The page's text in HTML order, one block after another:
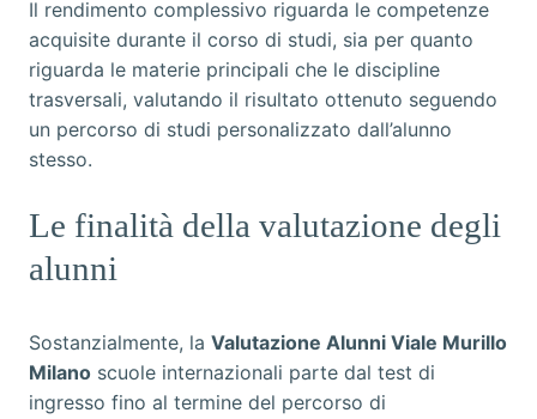
Il rendimento complessivo riguarda le competenze
acquisite durante il corso di studi, sia per quanto
riguarda le materie principali che le discipline
trasversali, valutando il risultato ottenuto seguendo
un percorso di studi personalizzato dall’alunno
stesso.
Le finalità della valutazione degli
alunni
Sostanzialmente, la Valutazione Alunni Viale Murillo
Milano scuole internazionali parte dal test di
ingresso fino al termine del percorso di